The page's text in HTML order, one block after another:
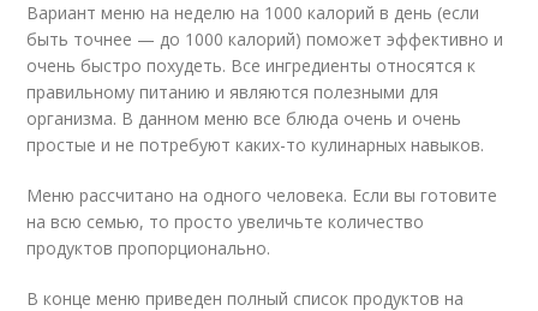
Вариант меню на неделю на 1000 калорий в день (если
быть точнее — до 1000 калорий) поможет эффективно и
очень быстро похудеть. Все ингредиенты относятся к
правильному питанию и являются полезными для
организма. В данном меню все блюда очень и очень
простые и не потребуют каких-то кулинарных навыков.
Меню рассчитано на одного человека. Если вы готовите
на всю семью, то просто увеличьте количество
продуктов пропорционально.
В конце меню приведен полный список продуктов на